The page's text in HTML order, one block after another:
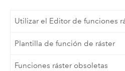
Utilizar el Editor de funciones
Plantilla de función de ráster
Funciones ráster obsoletas